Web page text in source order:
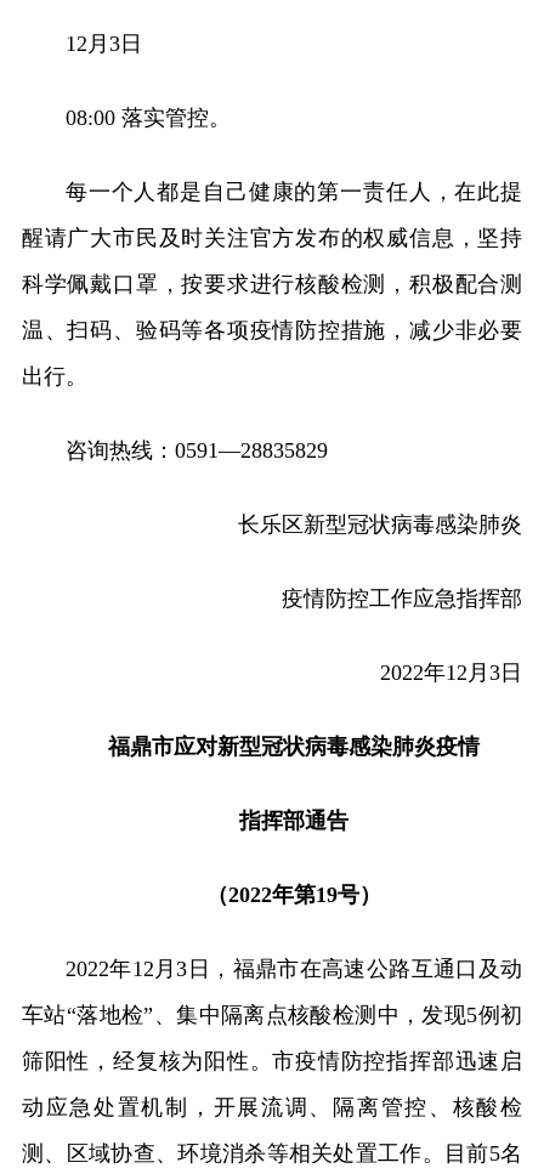
12月3日
08:00 落实管控。
每一个人都是自己健康的第一责任人，在此提
醒请广大市民及时关注官方发布的权威信息，坚持
科学佩戴口罩，按要求进行核酸检测，积极配合测
温、扫码、验码等各项疫情防控措施，减少非必要
出行。
咨询热线：0591—28835829
长乐区新型冠状病毒感染肺炎
疫情防控工作应急指挥部
2022年12月3日
福鼎市应对新型冠状病毒感染肺炎疫情
指挥部通告
（2022年第19号）
2022年12月3日，福鼎市在高速公路互通口及动
车站“落地检”、集中隔离点核酸检测中，发现5例初
筛阳性，经复核为阳性。市疫情防控指挥部迅速启
动应急处置机制，开展流调、隔离管控、核酸检
测、区域协查、环境消杀等相关处置工作。目前5名